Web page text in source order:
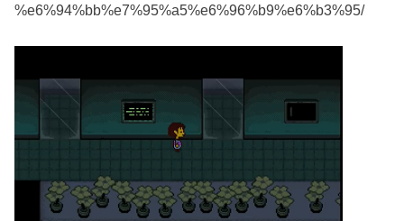
%e6%94%bb%e7%95%a5%e6%96%b9%e6%b3%95/